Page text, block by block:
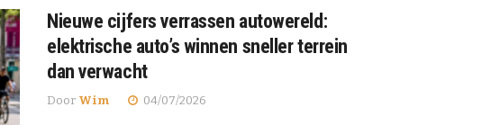
Nieuwe cijfers verrassen autowereld:
elektrische auto’s winnen sneller terrein
dan verwacht
Door Wim 04/07/2026